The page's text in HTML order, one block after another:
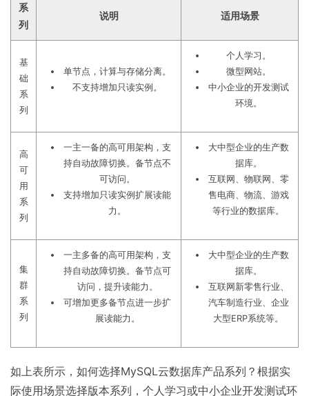
系
列
说明 适用场景
基
础
系
列
单节点，计算与存储分离。
不支持增加只读实例。
个人学习。
微型网站。
中小企业的开发测试
环境。
高
可
用
系
列
一主一备的高可用架构，支
持自动故障切换。备节点不
可访问。
支持增加只读实例扩展读能
力。
大中型企业的生产数
据库。
互联网、物联网、零
售电商、物流、游戏
等行业的数据库。
集
群
系
列
一主多备的高可用架构，支
持自动故障切换。备节点可
访问，提升读能力。
可增加更多备节点进一步扩
展读能力。
大中型企业的生产数
据库。
互联网新零售行业、
汽车制造行业、企业
大型ERP系统等。
如上表所示，如何选择MySQL云数据库产品系列？根据实
际使用场景选择版本系列，个人学习或中小企业开发测试环